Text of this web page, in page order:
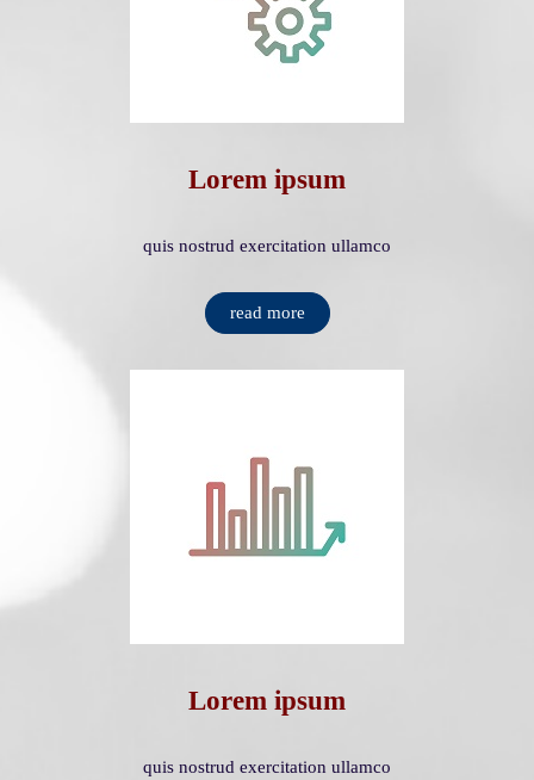
Lorem ipsum
quis nostrud exercitation ullamco
read more
Lorem ipsum
quis nostrud exercitation ullamco